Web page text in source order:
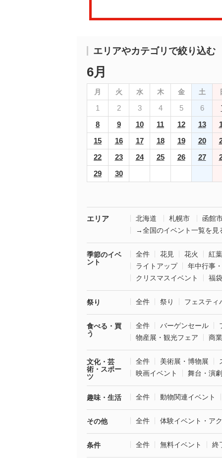
エリアやカテゴリで絞り込む
6月
月 火 水 木 金 土
1 2 3 4 5 6
8
9 10 11 12 13
15
16 17 18 19 20
22
23 24 25 26 27
29
30
エリア 北海道 札幌市
函館
→全国のイベント一覧を見
季節のイベ
ント
全件 花見 花火
紅葉
ライトアップ
年中行事
クリスマスイベント
福
祭り 全件 祭り フェスティ
食べる・買
う
全件 バーゲンセール
物産展・観光フェア
商
文化・芸
術・スポー
ツ
全件 美術展・博物展
映画イベント
舞台・演劇
趣味・生活 全件 動物関連イベント
その他 全件 体験イベント・ア
条件 全件 無料イベント 終